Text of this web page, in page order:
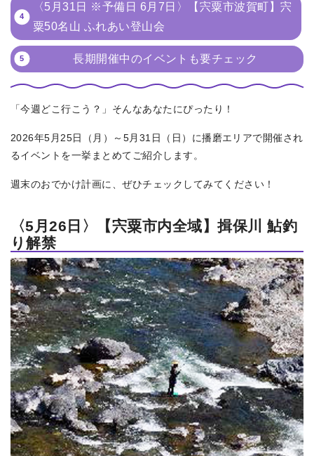
〈5月31日 ※予備⽇ 6⽉7⽇〉【宍粟市波賀町】宍
粟50名⼭ ふれあい登⼭会
長期開催中のイベントも要チェック
「今週どこ行こう？」そんなあなたにぴったり！
2026年5月25日（月）～5月31日（日）に播磨エリアで開催され
るイベントを一挙まとめてご紹介します。
週末のおでかけ計画に、ぜひチェックしてみてください！
〈5月26日〉【宍粟市内全域】揖保川 鮎釣
り解禁